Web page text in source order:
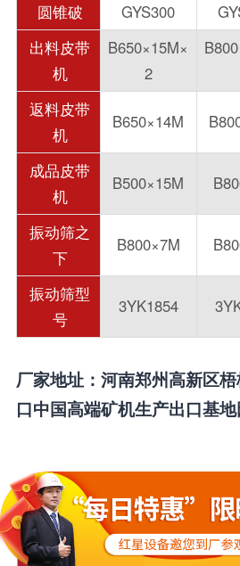
圆锥破
GYS300
出料皮带
机
B650×15M×
2
返料皮带
机
B650×14M
成品皮带
机
B500×15M
振动筛之
下
B800×7M
振动筛型
号
3YK1854
厂家地址：河南郑州高新区
口中国高端矿机生产出口基